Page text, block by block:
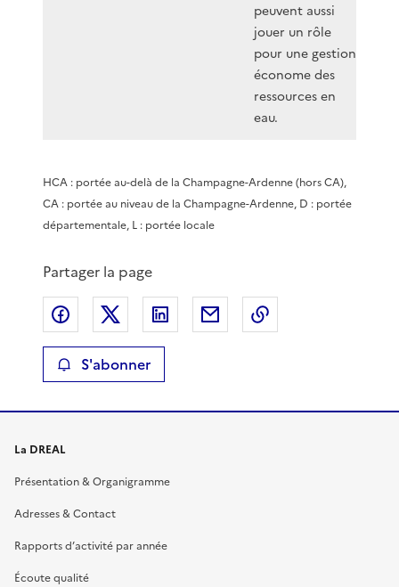
peuvent aussi
jouer un rôle
pour une gestion
économe des
ressources en
eau.
HCA : portée au-delà de la Champagne-Ardenne (hors CA),
CA : portée au niveau de la Champagne-Ardenne, D : portée
départementale, L : portée locale
Partager la page
Partager sur Facebook
Partager sur XPartager sur LinkedIn
Partager par email
S'abonner
La DREAL
Présentation & Organigramme
Adresses & Contact
Rapports d’activité par année
Écoute qualité